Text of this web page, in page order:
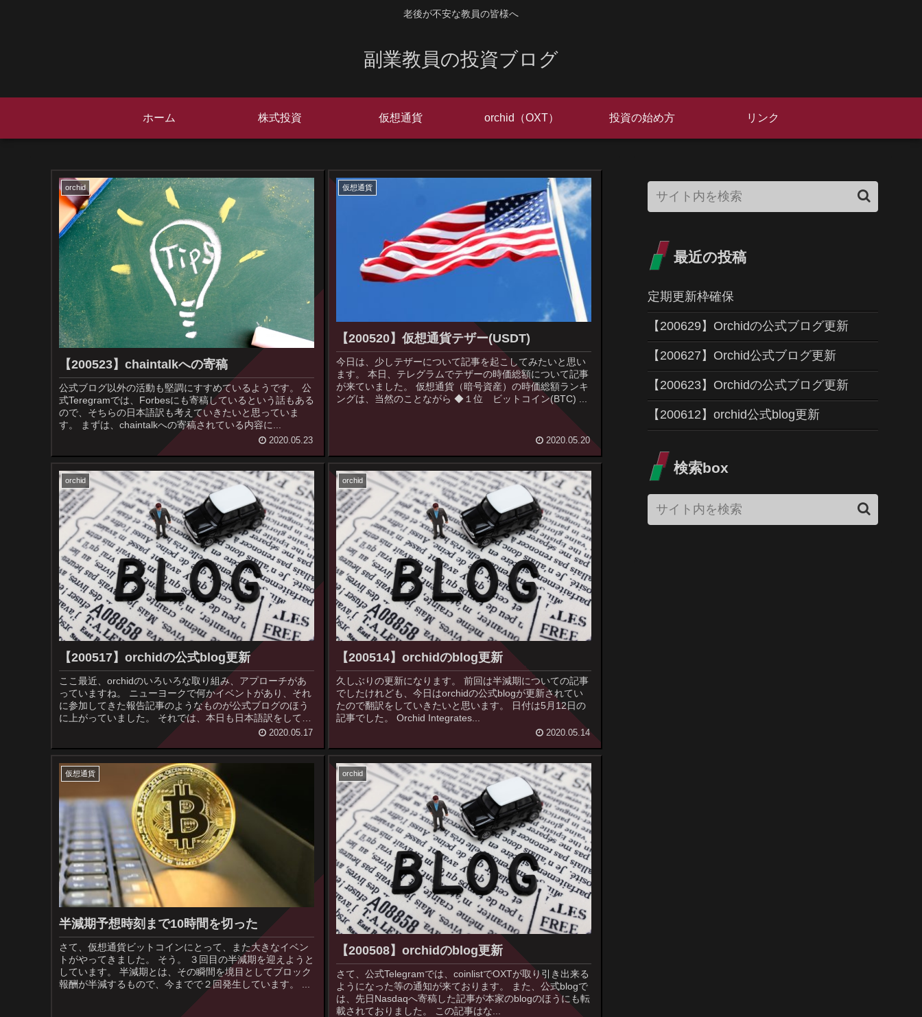
老後が不安な教員の皆様へ
副業教員の投資ブログ
ホーム 株式投資 仮想通貨 orchid（OXT） 投資の始め方 リンク
orchid
【200523】chaintalkへの寄稿
公式ブログ以外の活動も堅調にすすめているようです。 公
式Teregramでは、Forbesにも寄稿しているという話もある
ので、そちらの日本語訳も考えていきたいと思っていま
す。 まずは、chaintalkへの寄稿されている内容に...
2020.05.23
仮想通貨
【200520】仮想通貨テザー(USDT)
今日は、少しテザーについて記事を起こしてみたいと思い
ます。 本日、テレグラムでテザーの時価総額について記事
が来ていました。 仮想通貨（暗号資産）の時価総額ランキ
2020.05.20
orchid
【200517】orchidの公式blog更新
ここ最近、orchidのいろいろな取り組み、アプローチがあ
っていますね。 ニューヨークで何かイベントがあり、それ
に参加してきた報告記事のようなものが公式ブログのほう
に上がっていました。 それでは、本日も日本語訳をしてい
2020.05.17
orchid
【200514】orchidのblog更新
久しぶりの更新になります。 前回は半減期についての記事
でしたけれども、今日はorchidの公式blogが更新されてい
たので翻訳をしていきたいと思います。 日付は5月12日の
記事でした。 Orchid Integrates...
2020.05.14
仮想通貨
半減期予想時刻まで10時間を切った
さて、仮想通貨ビットコインにとって、また大きなイベン
トがやってきました。 そう。 ３回目の半減期を迎えようと
しています。 半減期とは、その瞬間を境目としてブロック
orchid
【200508】orchidのblog更新
さて、公式Telegramでは、coinlistでOXTが取り引き出来る
ようになった等の通知が来ております。 また、公式blogで
は、先日Nasdaqへ寄稿した記事が本家のblogのほうにも転
載されておりました。 この記事はな...
最近の投稿
定期更新枠確保
【200629】Orchidの公式ブログ更新
【200627】Orchid公式ブログ更新
【200623】Orchidの公式ブログ更新
【200612】orchid公式blog更新
検索box